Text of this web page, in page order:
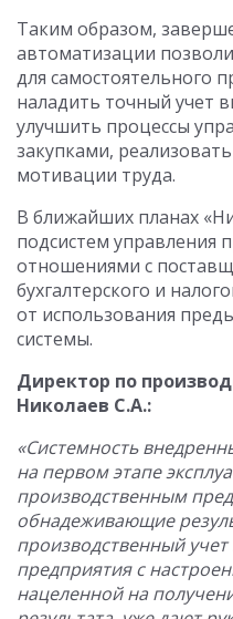
Таким образом,
автоматизации
для самостоятельного
наладить точный учет
улучшить процессы
закупками,
мотивации труда.
В ближайших планах
подсистем управления
отношениями с
бухгалтерского и
от использования
системы.
Директор по
Николаев С.А.:
«Системность
на первом этапе
производственным
обнадеживающие
производственный
предприятия с
нацеленной на